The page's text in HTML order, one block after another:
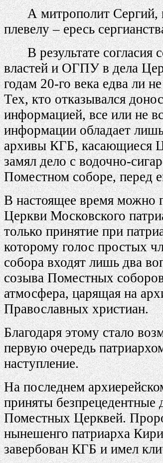
А митрополит Сергий,
плевелу – ересь
В результате
властей и ОГПУ в дела
годам 20-го века едва ли
Тех, кто отказывался
информацией, все или не
информации обладает
архивы КГБ, касающиеся
замял дело с водочно-
Поместном соборе, перед
В настоящее время можно
Церкви Московского
только принятие при
которому голос простых
собора входят лишь два
созыва Поместных
атмосфера, царящая на
Православных христиан.
Благодаря этому стало
первую очередь
наступление.
На последнем
приняты безпрецедентные
Поместных Церквей.
нынешенго патриарха
завербован КГБ и имел